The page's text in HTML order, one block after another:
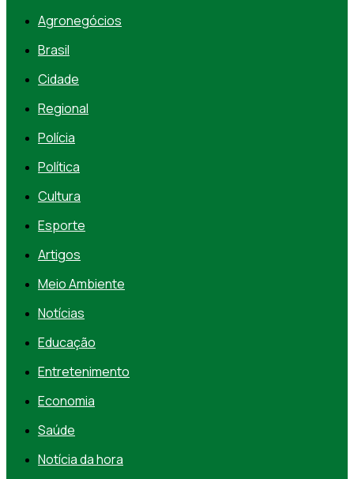
Agronegócios
Brasil
Cidade
Regional
Polícia
Política
Cultura
Esporte
Artigos
Meio Ambiente
Notícias
Educação
Entretenimento
Economia
Saúde
Notícia da hora